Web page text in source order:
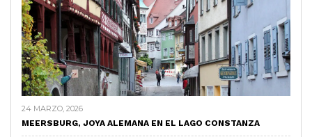
24 MARZO, 2026
MEERSBURG, JOYA ALEMANA EN EL LAGO CONSTANZA